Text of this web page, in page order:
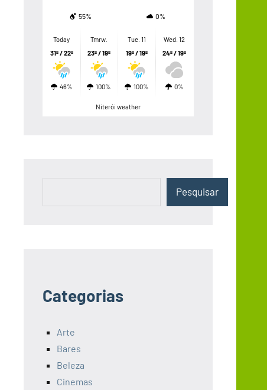
55% 0%
Today
31º / 22º
46%
Tmrw.
23º / 19º
100%
Tue. 11
19º / 19º
100%
Wed. 12
24º / 19º
0%
Niterói weather
Pesquisar
Categorias
Arte
Bares
Beleza
Cinemas